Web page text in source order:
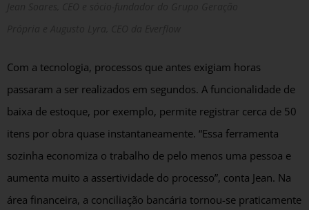
Com a tecnologia, processos que antes exigiam horas
passaram a ser realizados em segundos. A funcionalidade de
baixa de estoque, por exemplo, permite registrar cerca de 50
itens por obra quase instantaneamente. “Essa ferramenta
sozinha economiza o trabalho de pelo menos uma pessoa e
aumenta muito a assertividade do processo”, conta Jean. Na
área financeira, a conciliação bancária tornou-se praticamente